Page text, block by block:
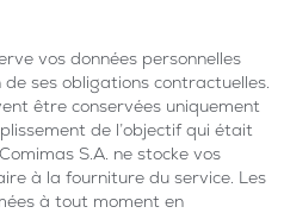
vos données personnelles
de ses obligations contractuelles.
être conservées uniquement
de l’objectif qui était
S.A. ne stocke vos
à la fourniture du service. Les
à tout moment en